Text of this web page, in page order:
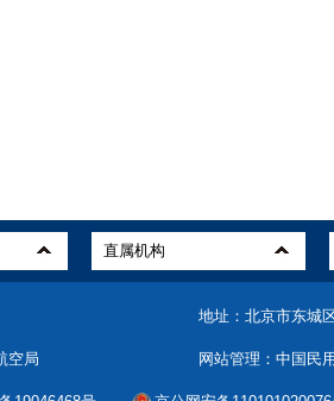
地址：北京市东城
空局 网站管理：中国民